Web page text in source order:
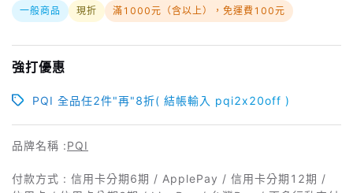
一般商品 現折 滿1000元（含以上），免運費100元
強打優惠
PQI 全品任2件"再"8折( 結帳輸入 pqi2x20off )
品牌名稱 :PQI
付款方式 : 信用卡分期6期 / ApplePay / 信用卡分期12期 /